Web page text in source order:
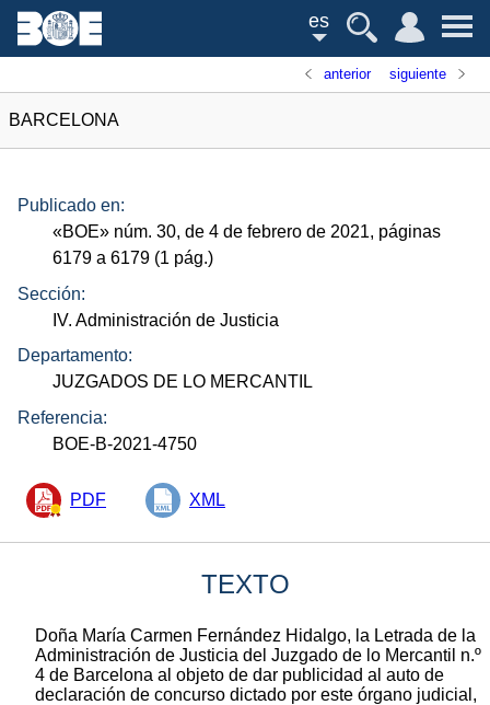
es
anterior siguiente
BARCELONA
Publicado en:
«BOE» núm. 30, de 4 de febrero de 2021, páginas
6179 a 6179 (1 pág.)
Sección:
IV. Administración de Justicia
Departamento:
JUZGADOS DE LO MERCANTIL
Referencia:
BOE-B-2021-4750
PDF XML
TEXTO
Doña María Carmen Fernández Hidalgo, la Letrada de la
Administración de Justicia del Juzgado de lo Mercantil n.º
4 de Barcelona al objeto de dar publicidad al auto de
declaración de concurso dictado por este órgano judicial,